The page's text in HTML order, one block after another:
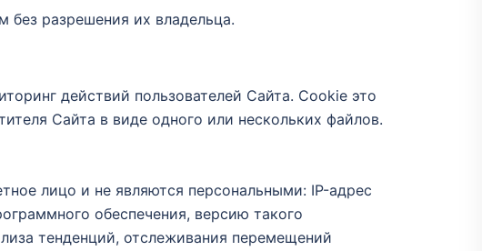
разрешения их владельца.
действий пользователей Сайта. Cookie это
Сайта в виде одного или нескольких файлов.
лицо и не являются персональными: IP-адрес
обеспечения, версию такого
тенденций, отслеживания перемещений